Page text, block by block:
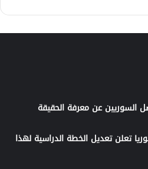
السوريين عن معرفة الحقيقة
تعلن تعديل الخطة الدراسية لهذا